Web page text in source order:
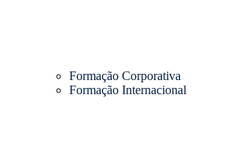
Formação Corporativa
Formação Internacional